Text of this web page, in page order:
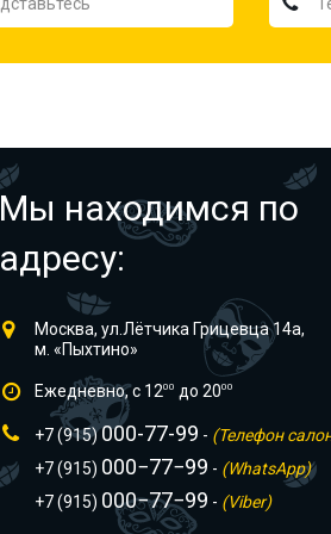
Мы находимся по
адресу:
Москва, ул.Лётчика Грицевца 14а,
м. «Пыхтино»
Ежедневно, с 1200 до 2000
+7 (915)000-77-99 - (Телефон
+7 (915) 000−77−99 - (WhatsApp)
+7 (915) 000−77−99 - (Viber)